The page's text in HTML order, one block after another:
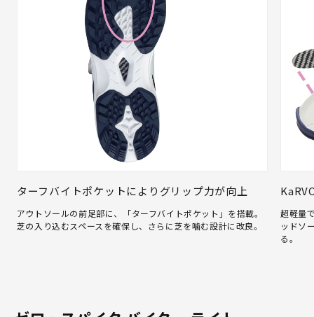
ターフバイトポケットによりグリップ力が向上
アウトソールの前足部に、「ターフバイトポケット」を搭載。
芝の入り込むスペースを確保し、さらに芝を噛む設計に改良。
超軽量
ッドソ
る。